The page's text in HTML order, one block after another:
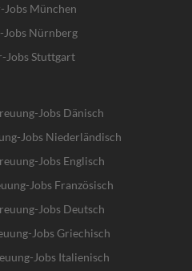
Jobs München
Jobs Nürnberg
Jobs Stuttgart
Jobs Dänisch
Jobs Niederländisch
Jobs Englisch
Jobs Französisch
Jobs Deutsch
Jobs Griechisch
Jobs Italienisch